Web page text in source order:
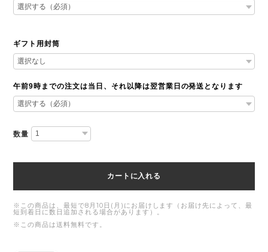
ギフト用封筒
午前9時までの注文は当日、それ以降は翌営業日の発送となります
数量
カートに入れる
※この商品は、最短で8月10日(月)にお届けします（お届け先によって、最
短到着日に数日追加される場合があります）。
※この商品は送料無料です。